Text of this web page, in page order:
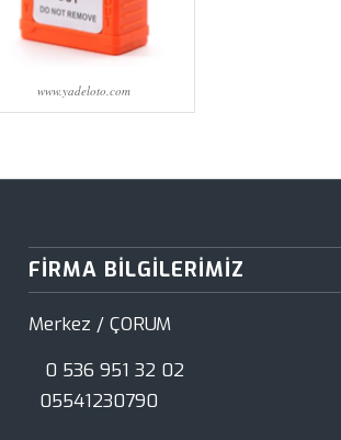
www.yadeloto.com
FIRMA BILGILERIMIZ
Merkez / ÇORUM
0 536 951 32 02
05541230790